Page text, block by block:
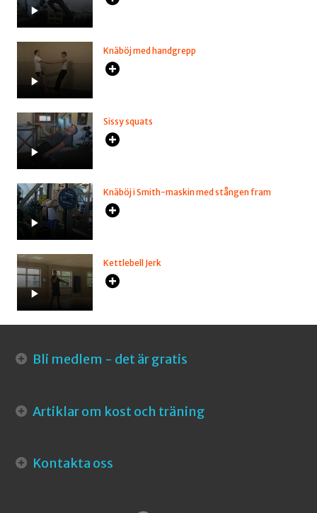
Knäböj med handgrepp
Sissy squats
Knäböj i Smith-maskin med stången fram
Kettlebell Jerk
Bli medlem - det är gratis
Artiklar om kost och träning
Kontakta oss